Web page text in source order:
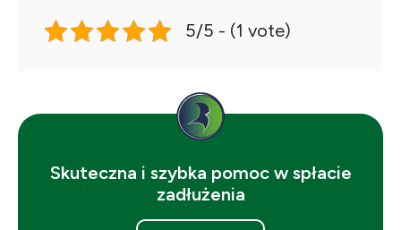
5/5 - (1 vote)
Skuteczna i szybka pomoc w spłacie
zadłużenia